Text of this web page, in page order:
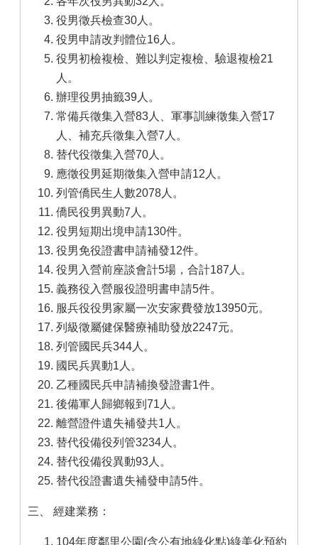
役男徵兵檢查30人。
役男申請改判體位16人。
役男初檢複檢、難以判定複檢、驗退複檢21
人。
辦理役男抽籤39人。
常備兵徵集入營83人、軍事訓練徵集入營17
人、補充兵徵集入營7人。
替代役徵集入營70人。
應徵役男延期徵集入營申請12人。
列管僑民生人數2078人。
僑民役男異動7人。
役男短期出境申請130件。
役男免役證書申請補發12件。
役男入營前座談會計5場，合計187人。
義務役入營服役證明書申請5件。
服兵役役男家屬一次安家費發放13950元。
列級徵屬健保醫療補助發放2247元。
列管國民兵344人。
國民兵異動1人。
乙種國民兵申請補換發證書1件。
後備軍人歸鄉報到71人。
離營證件遺失補發共1人。
替代役備役列管3234人。
替代役備役異動93人。
替代役證書遺失補發申請5件。
三、 經建業務：
104年度鄰里公園(含公有地綠化點)綠美化預約